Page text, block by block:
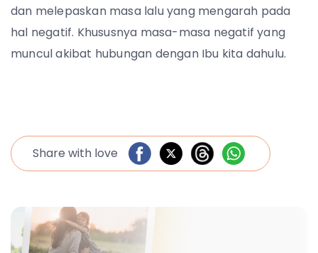
dan melepaskan masa lalu yang mengarah pada
hal negatif. Khususnya masa-masa negatif yang
muncul akibat hubungan dengan Ibu kita dahulu.
Share with love